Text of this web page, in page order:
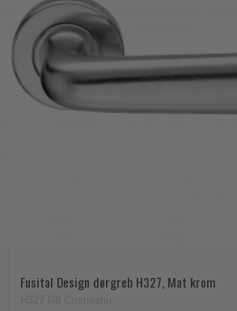
Fusital Design dørgreb H327, Mat krom